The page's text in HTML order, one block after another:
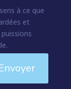
à ce que
et